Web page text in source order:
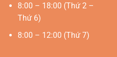
8:00 – 18:00 (Thứ 2 –
Thứ 6)
8:00 – 12:00 (Thứ 7)